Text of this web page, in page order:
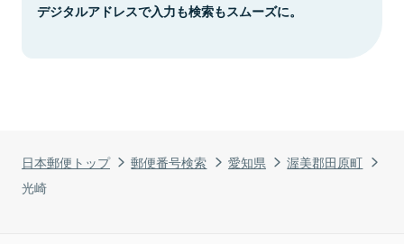
日本郵便トップ 郵便番号検索 愛知県
渥美郡田原町
光崎
デジタルアドレスで入力も検索もスムーズに。